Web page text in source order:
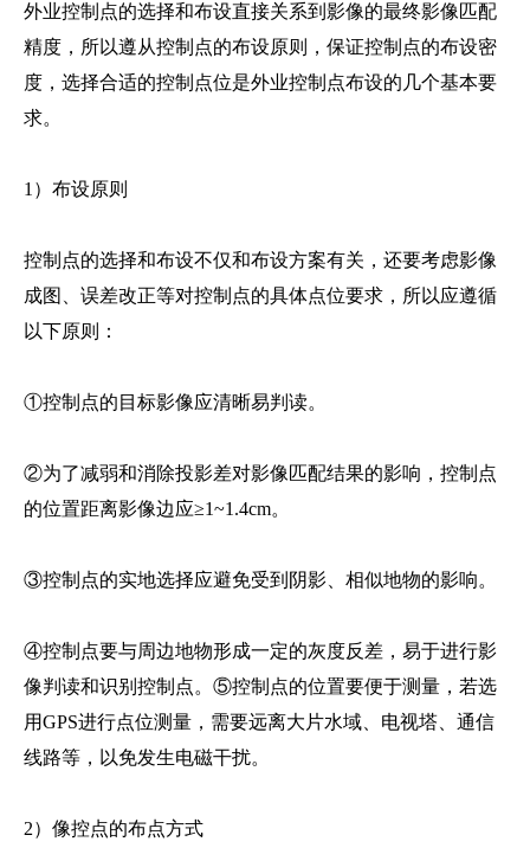
外业控制点的选择和布设直接关系到影像的最终影像匹配
精度，所以遵从控制点的布设原则，保证控制点的布设密
度，选择合适的控制点位是外业控制点布设的几个基本要
求。
1）布设原则
控制点的选择和布设不仅和布设方案有关，还要考虑影像
成图、误差改正等对控制点的具体点位要求，所以应遵循
以下原则：
①控制点的目标影像应清晰易判读。
②为了减弱和消除投影差对影像匹配结果的影响，控制点
的位置距离影像边应≥1~1.4cm。
③控制点的实地选择应避免受到阴影、相似地物的影响。
④控制点要与周边地物形成一定的灰度反差，易于进行影
像判读和识别控制点。⑤控制点的位置要便于测量，若选
用GPS进行点位测量，需要远离大片水域、电视塔、通信
线路等，以免发生电磁干扰。
2）像控点的布点方式